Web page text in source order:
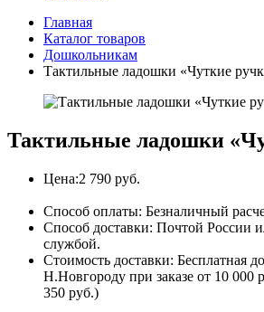
Главная
Каталог товаров
Дошкольникам
Тактильные ладошки «Чуткие
Тактильные ладошки
Цена:2 790 руб.
Способ оплаты: Безналичный
Способ доставки: Почтой России
службой.
Стоимость доставки: Бесплатная
Н.Новгороду при заказе от 10 000
350 руб.)